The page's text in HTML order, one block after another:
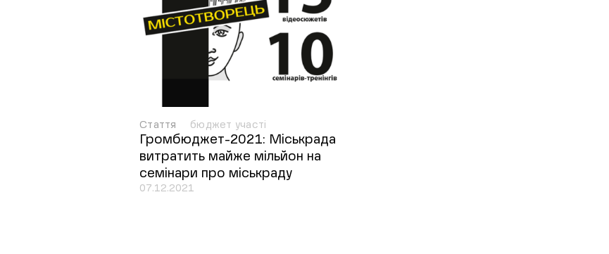
Стаття бюджет участі
Громбюджет-2021: Міськрада
витратить майже мільйон на
семінари про міськраду
07.12.2021